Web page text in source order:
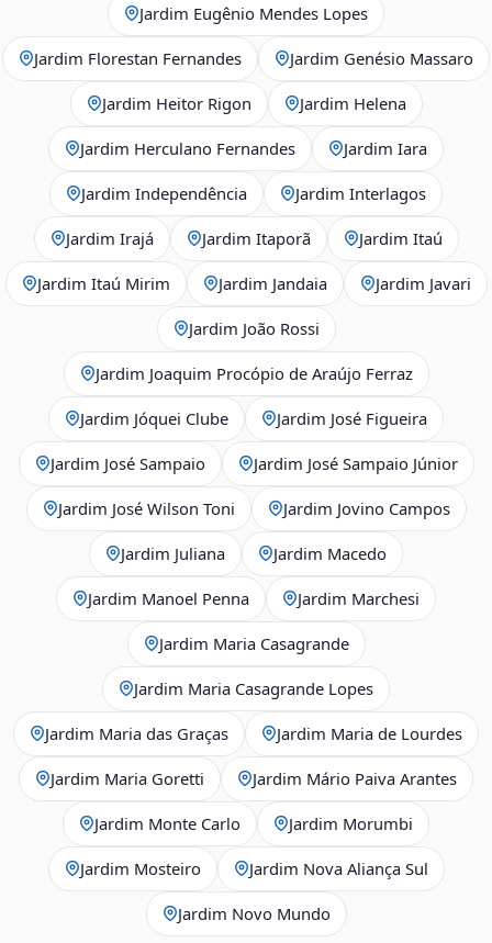
Jardim Eugênio Mendes Lopes
Jardim Florestan Fernandes Jardim Genésio Massaro
Jardim Heitor Rigon Jardim Helena
Jardim Herculano Fernandes Jardim Iara
Jardim Independência Jardim Interlagos
Jardim Irajá Jardim Itaporã Jardim Itaú
Jardim Itaú Mirim Jardim Jandaia Jardim Javari
Jardim João Rossi
Jardim Joaquim Procópio de Araújo Ferraz
Jardim Jóquei Clube Jardim José Figueira
Jardim José Sampaio Jardim José Sampaio Júnior
Jardim José Wilson Toni Jardim Jovino Campos
Jardim Juliana Jardim Macedo
Jardim Manoel Penna Jardim Marchesi
Jardim Maria Casagrande
Jardim Maria Casagrande Lopes
Jardim Maria das Graças Jardim Maria de Lourdes
Jardim Maria Goretti Jardim Mário Paiva Arantes
Jardim Monte Carlo Jardim Morumbi
Jardim Mosteiro Jardim Nova Aliança Sul
Jardim Novo Mundo